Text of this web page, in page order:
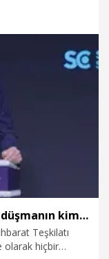
MİT Başkanı Kalın: Biz dostun ve düşmanın kim olduğunu bilerek hareket ediyoruz
Teşkilatı
olarak hiçbir